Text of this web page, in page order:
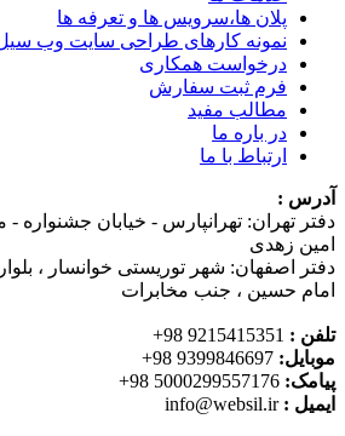
پلان ها،سرویس ها و تعرفه ها
نمونه کارهای طراحی سایت وب
درخواست همکاری
فرم ثبت سفارش
مطالب مفید
در باره ما
ارتباط با ما
آدرس :
دفتر تهران: تهرانپارس - خیابان جشنواره -
امین زهدی
دفتر اصفهان: شهر توریستی خوانسار ،
امام حسین ، جنب مخابرات
تلفن :
موبایل:
پیامک:
ایمیل : info@websil.ir